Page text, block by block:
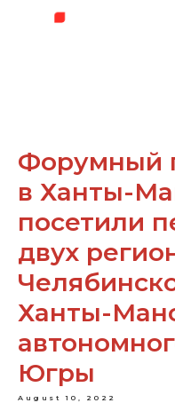
Форумный
в Ханты-
посетили
двух
Ханты-
Югры
August 10, 2022